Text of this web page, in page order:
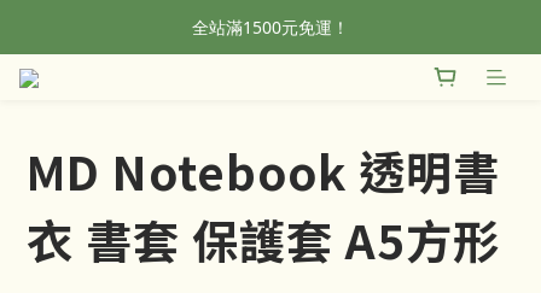
全站滿1500元免運！
全站滿1500元免運！
加入會員，首單輸入折扣碼NEWFROG，滿800現折50
MD Notebook 透明書
衣 書套 保護套 A5方形